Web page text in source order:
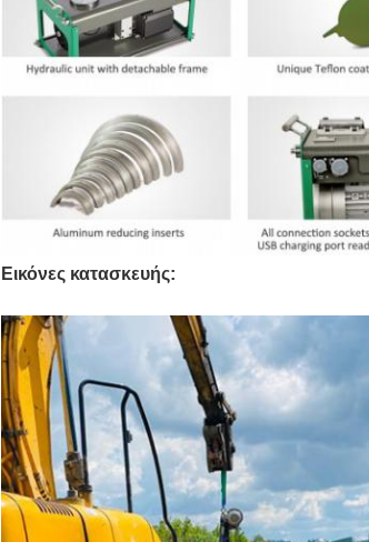
Εικόνες κατασκευής: